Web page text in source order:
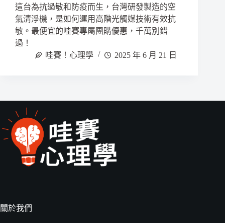
這台為抗過敏和防疫而生，台灣研發製造的空
氣清淨機，是如何運用高階光觸媒技術有效抗
敏。最便宜的哇賽專屬團購優惠，千萬別錯
過！
哇賽！心理學
2025 年 6 月 21 日
關於我們